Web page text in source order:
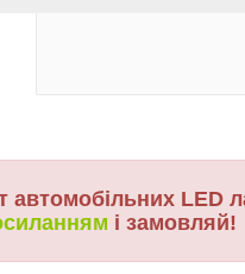
LED
і замовляй!